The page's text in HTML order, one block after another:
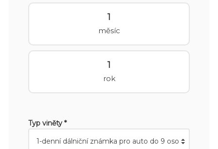
1
měsíc
1
rok
Typ viněty *